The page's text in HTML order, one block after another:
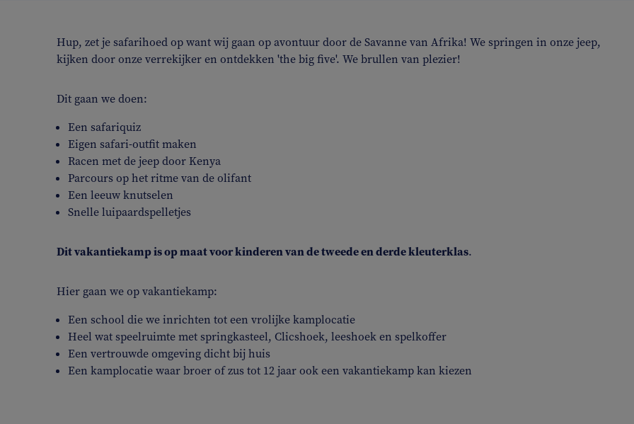
Hup, zet je safarihoed op want wij gaan op avontuur door de Savanne van Afrika! We springen in onze jeep,
kijken door onze verrekijker en ontdekken 'the big five'. We brullen van plezier!
Dit gaan we doen:
Een safariquiz
Eigen safari-outfit maken
Racen met de jeep door Kenya
Parcours op het ritme van de olifant
Een leeuw knutselen
Snelle luipaardspelletjes
Dit vakantiekamp is op maat voor kinderen van de tweede en derde kleuterklas.
Hier gaan we op vakantiekamp:
Een school die we inrichten tot een vrolijke kamplocatie
Heel wat speelruimte met springkasteel, Clicshoek, leeshoek en spelkoffer
Een vertrouwde omgeving dicht bij huis
Een kamplocatie waar broer of zus tot 12 jaar ook een vakantiekamp kan kiezen